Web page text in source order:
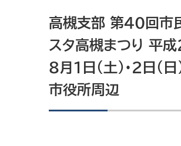
高槻支部 第40回市
スタ高槻まつり 平
8月1日（土）・2日（日
市役所周辺